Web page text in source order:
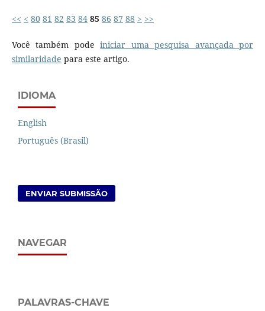
<< < 80 81 82 83 84 85 86 87 88 > >>
Você também podeiniciar uma pesquisa avançada por
similaridade para este artigo.
IDIOMA
English
Português (Brasil)
ENVIAR SUBMISSÃO
NAVEGAR
PALAVRAS-CHAVE